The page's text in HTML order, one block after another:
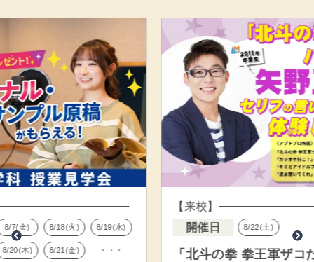
)
【来校】
開催日
8/22(土)
「北斗の拳 拳王軍ザコたちの挽
【
ア